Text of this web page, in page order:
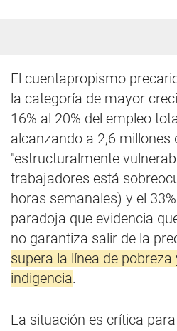
El cuentapropismo
la categoría de mayor
16% al 20% del empleo
alcanzando a 2,6 millones
"estructuralmente
trabajadores está
horas semanales) y el
paradoja que evidencia
no garantiza salir de la
supera la línea de pobreza
indigencia.
La situación es crítica